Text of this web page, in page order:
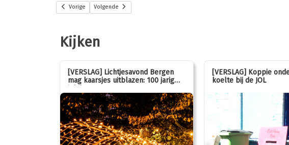
Vorige Volgende
Kijken
[VERSLAG] Lichtjesavond Bergen
mag kaarsjes uitblazen: 100 jarig
[VERSLAG] Koppie
koelte bij de JOL